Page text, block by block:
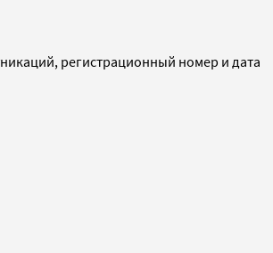
регистрационный номер и дата